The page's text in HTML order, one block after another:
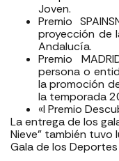
Joven.
Premio
proyección de
Andalucía.
Premio
persona o
la promoción
la temporada
«I Premio
La entrega de los
Nieve” también tuvo
Gala de los Deportes